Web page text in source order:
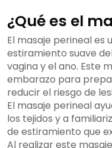
¿Qué es el
El masaje perineal es
estiramiento suave
vagina y el ano. Este
embarazo para
reducir el riesgo de
El masaje perineal
los tejidos y a
de estiramiento que
Al realizar este